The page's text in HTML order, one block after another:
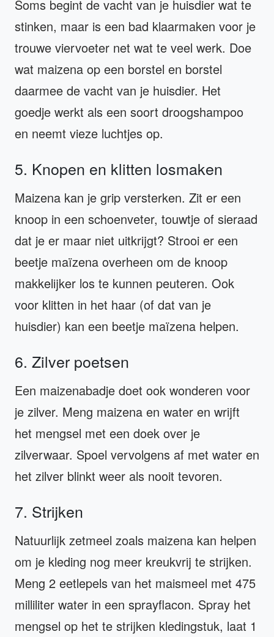
Soms begint de vacht van je huisdier wat te
stinken, maar is een bad klaarmaken voor je
trouwe viervoeter net wat te veel werk. Doe
wat maizena op een borstel en borstel
daarmee de vacht van je huisdier. Het
goedje werkt als een soort droogshampoo
en neemt vieze luchtjes op.
5. Knopen en klitten losmaken
Maizena kan je grip versterken. Zit er een
knoop in een schoenveter, touwtje of sieraad
dat je er maar niet uitkrijgt? Strooi er een
beetje maïzena overheen om de knoop
makkelijker los te kunnen peuteren. Ook
voor klitten in het haar (of dat van je
huisdier) kan een beetje maïzena helpen.
6. Zilver poetsen
Een maizenabadje doet ook wonderen voor
je zilver. Meng maizena en water en wrijft
het mengsel met een doek over je
zilverwaar. Spoel vervolgens af met water en
het zilver blinkt weer als nooit tevoren.
7. Strijken
Natuurlijk zetmeel zoals maizena kan helpen
om je kleding nog meer kreukvrij te strijken.
Meng 2 eetlepels van het maismeel met 475
milliliter water in een sprayflacon. Spray het
mengsel op het te strijken kledingstuk, laat 1